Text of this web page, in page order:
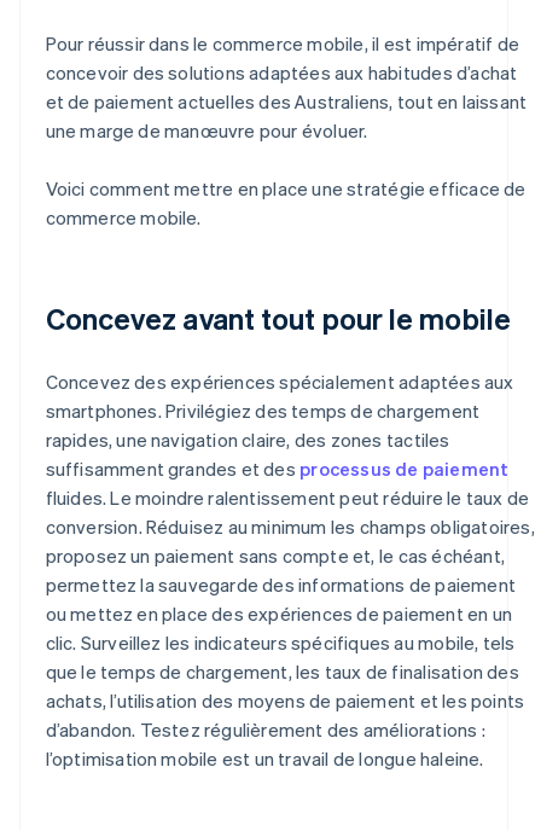
Pour réussir dans le commerce mobile, il est impératif de
concevoir des solutions adaptées aux habitudes d’achat
et de paiement actuelles des Australiens, tout en laissant
une marge de manœuvre pour évoluer.
Voici comment mettre en place une stratégie efficace de
commerce mobile.
Concevez avant tout pour le mobile
Concevez des expériences spécialement adaptées aux
smartphones. Privilégiez des temps de chargement
rapides, une navigation claire, des zones tactiles
suffisamment grandes et des processus de paiement
fluides. Le moindre ralentissement peut réduire le taux de
conversion. Réduisez au minimum les champs obligatoires,
proposez un paiement sans compte et, le cas échéant,
permettez la sauvegarde des informations de paiement
ou mettez en place des expériences de paiement en un
clic. Surveillez les indicateurs spécifiques au mobile, tels
que le temps de chargement, les taux de finalisation des
achats, l’utilisation des moyens de paiement et les points
d’abandon. Testez régulièrement des améliorations :
l’optimisation mobile est un travail de longue haleine.